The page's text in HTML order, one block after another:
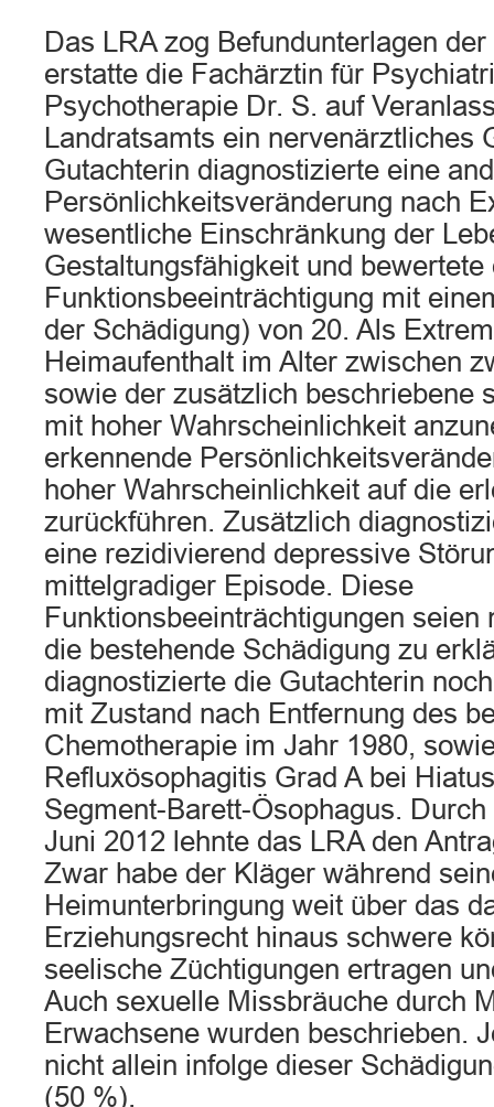
Das LRA zog Befundunterlagen
erstatte die Fachärztin für
Psychotherapie Dr. S. auf
Landratsamts ein nervenärztliches
Gutachterin diagnostizierte eine
Persönlichkeitsveränderung nach
wesentliche Einschränkung der
Gestaltungsfähigkeit und bewertete
Funktionsbeeinträchtigung mit
der Schädigung) von 20. Als
Heimaufenthalt im Alter zwischen
sowie der zusätzlich beschriebene
mit hoher Wahrscheinlichkeit
erkennende
hoher Wahrscheinlichkeit auf die
zurückführen. Zusätzlich
eine rezidivierend depressive
mittelgradiger Episode. Diese
Funktionsbeeinträchtigungen seien
die bestehende Schädigung zu
diagnostizierte die Gutachterin
mit Zustand nach Entfernung des
Chemotherapie im Jahr 1980,
Refluxösophagitis Grad A bei
Segment-Barett-Ösophagus.
Juni 2012 lehnte das LRA den
Zwar habe der Kläger während
Heimunterbringung weit über das
Erziehungsrecht hinaus schwere
seelische Züchtigungen ertragen
Auch sexuelle Missbräuche durch
Erwachsene wurden beschrieben.
nicht allein infolge dieser
(50 %).